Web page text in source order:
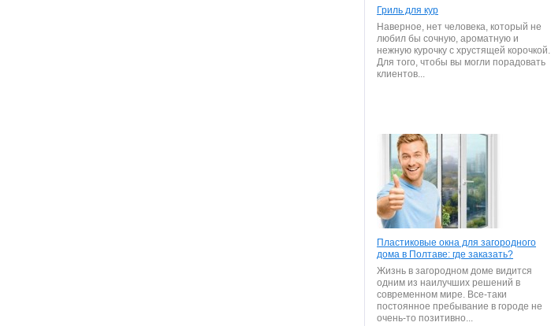
Гриль для кур
Наверное, нет человека, который не
любил бы сочную, ароматную и
нежную курочку с хрустящей корочкой.
Для того, чтобы вы могли порадовать
клиентов...
Пластиковые окна для загородного
дома в Полтаве: где заказать?
Жизнь в загородном доме видится
одним из наилучших решений в
современном мире. Все-таки
постоянное пребывание в городе не
очень-то позитивно...